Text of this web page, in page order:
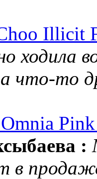
Illicit
ходила
что-то
:
в